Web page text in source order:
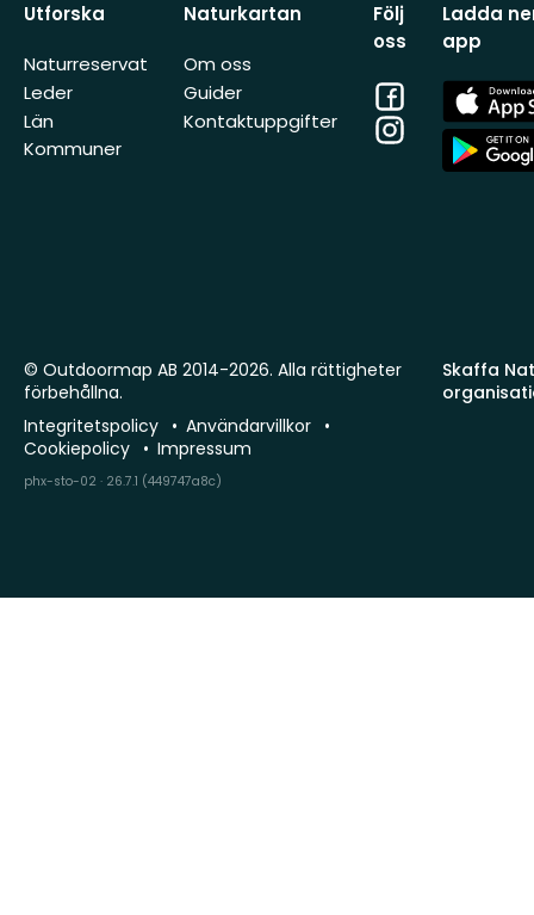
Utforska
Naturreservat
Leder
Län
Kommuner
Naturkartan
Om oss
Guider
Kontaktuppgifter
Följ
oss
Facebook
Instagram
Ladda
app
App
Store
App
Store
Skaffa
© Outdoormap AB 2014-2026. Alla rättigheter
förbehållna.
Integritetspolicy
Användarvillkor
Cookiepolicy
Impressum
phx-sto-02 · 26.7.1 (449747a8c)